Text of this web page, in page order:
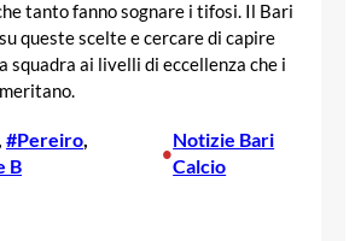
tanto fanno sognare i tifosi. Il Bari
queste scelte e cercare di capire
squadra ai livelli di eccellenza che i
#Pereiro
B
•
Notizie Bari
Calcio